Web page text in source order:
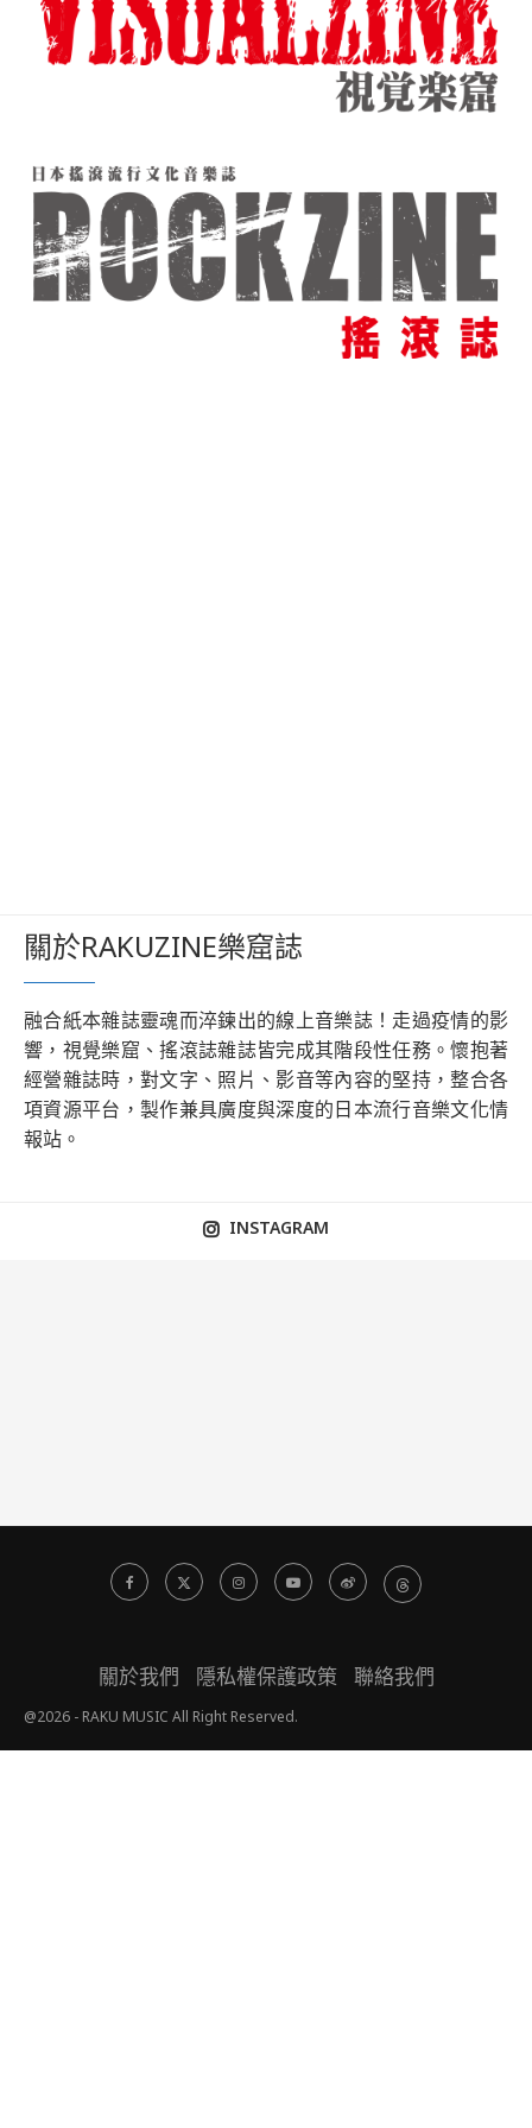
關於RAKUZINE樂窟誌
融合紙本雜誌靈魂而淬鍊出的線上音樂誌！走過疫情的影
響，視覺樂窟、搖滾誌雜誌皆完成其階段性任務。懷抱著
經營雜誌時，對文字、照片、影音等內容的堅持，整合各
項資源平台，製作兼具廣度與深度的日本流行音樂文化情
報站。
INSTAGRAM
關於我們 隱私權保護政策 聯絡我們
@2026 - RAKU MUSIC All Right Reserved.